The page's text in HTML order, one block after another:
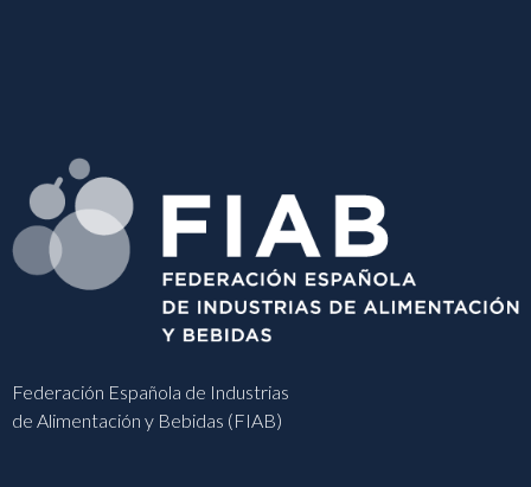
Federación Española de Industrias
de Alimentación y Bebidas (FIAB)